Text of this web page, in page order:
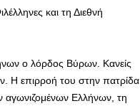
και τη Διεθνή
ο λόρδος Βύρων. Κανείς
Η επιρροή του στην πατρίδα
αγωνιζομένων Ελλήνων, τη